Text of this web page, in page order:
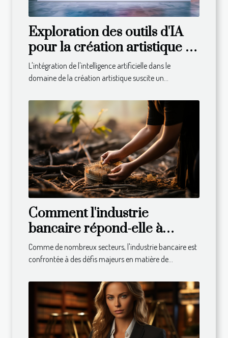
Exploration des outils d'IA
pour la création artistique :
avantages et limites
L'intégration de l'intelligence artificielle dans le
domaine de la création artistique suscite un...
Comment l'industrie
bancaire répond-elle à
l'appel du développement
durable ?
Comme de nombreux secteurs, l'industrie bancaire est
confrontée à des défis majeurs en matière de...